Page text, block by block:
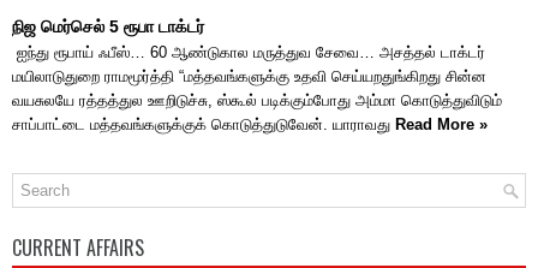
நிஜ மெர்செல் 5 ரூபா டாக்டர்
ஐந்து ரூபாய் ஃபீஸ்… 60 ஆண்டுகால மருத்துவ சேவை… அசத்தல் டாக்டர்
மயிலாடுதுறை ராமமூர்த்தி “மத்தவங்களுக்கு உதவி செய்யறதுங்கிறது சின்ன
வயசுலயே ரத்தத்துல ஊறிடுச்சு, ஸ்கூல் படிக்கும்போது அம்மா கொடுத்துவிடும்
சாப்பாட்டை மத்தவங்களுக்குக் கொடுத்துடுவேன். யாராவது Read More »
CURRENT AFFAIRS